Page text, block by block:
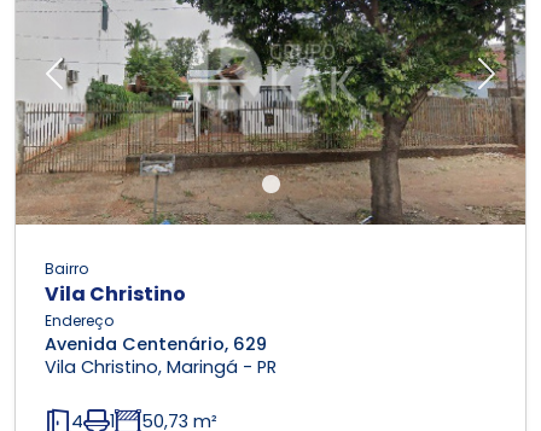
Previous Next
Bairro
Vila Christino
Endereço
Avenida Centenário, 629
Vila Christino, Maringá - PR
4 1 50,73 m²